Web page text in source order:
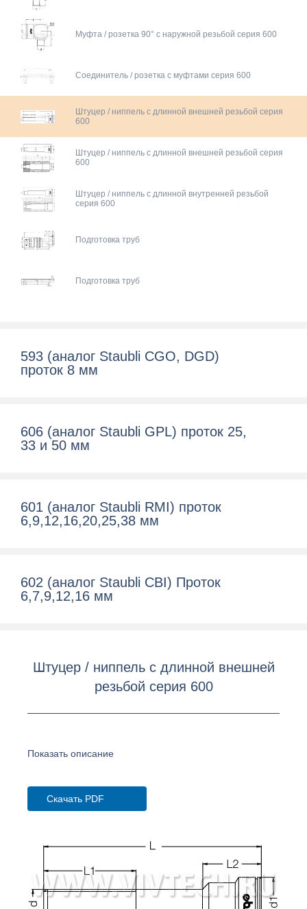
Муфта / розетка 90° с наружной резьбой серия 600
Соединитель / розетка с муфтами серия 600
Штуцер / ниппель c длинной внешней резьбой серия
600
Штуцер / ниппель c длинной внешней резьбой серия
600
Штуцер / ниппель c длинной внутренней резьбой
серия 600
Подготовка труб
Подготовка труб
593 (аналог Staubli CGO, DGD)
проток 8 мм
606 (аналог Staubli GPL) проток 25,
33 и 50 мм
601 (аналог Staubli RMI) проток
6,9,12,16,20,25,38 мм
602 (аналог Staubli CBI) Проток
6,7,9,12,16 мм
Штуцер / ниппель c длинной внешней
резьбой серия 600
Показать описание
Скачать PDF